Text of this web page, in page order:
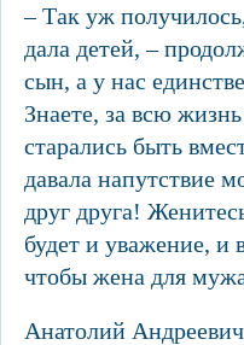
– Так уж
дала детей, –
сын, а у нас
Знаете, за всю
старались быть
давала напутствие
друг друга!
будет и уважение,
чтобы жена для
Анатолий